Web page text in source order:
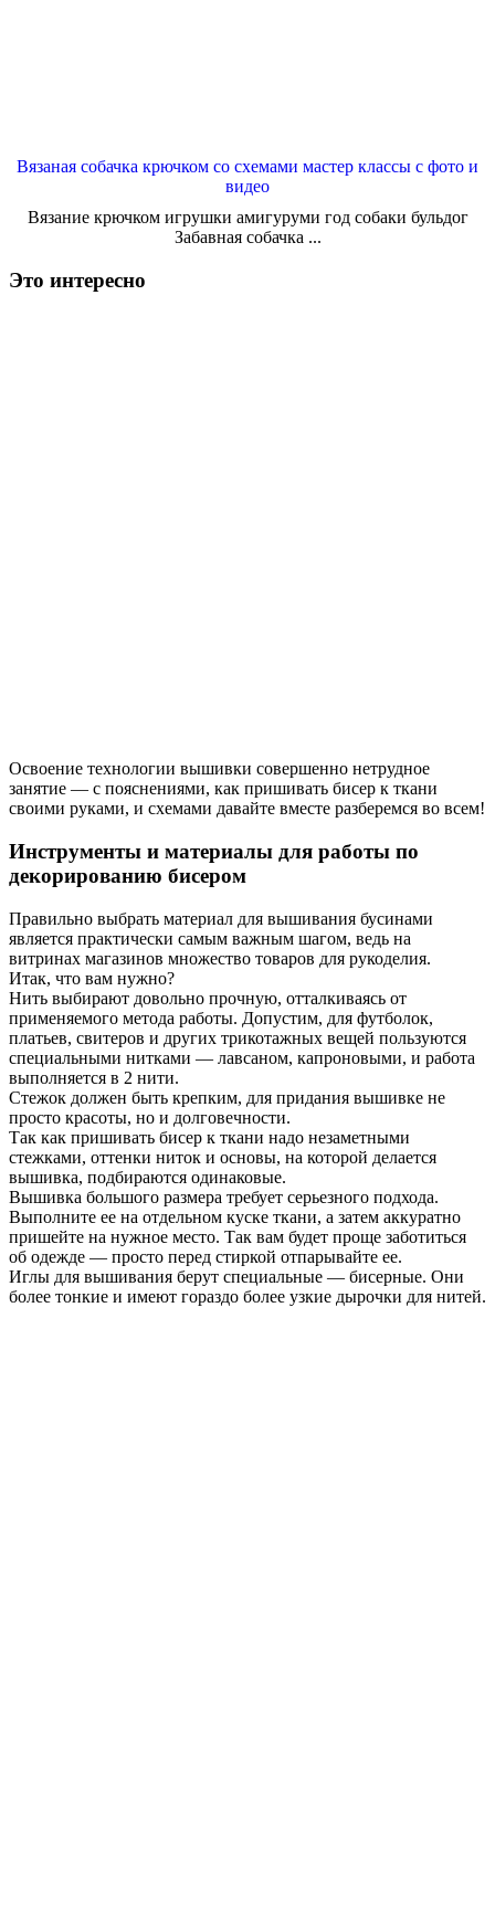
Вязаная собачка крючком со схемами мастер классы с фото и
видео
Вязание крючком игрушки амигуруми год собаки бульдог
Забавная собачка ...
Это интересно
Освоение технологии вышивки совершенно нетрудное
занятие — с пояснениями, как пришивать бисер к ткани
своими руками, и схемами давайте вместе разберемся во всем!
Инструменты и материалы для работы по
декорированию бисером
Правильно выбрать материал для вышивания бусинами
является практически самым важным шагом, ведь на
витринах магазинов множество товаров для рукоделия.
Итак, что вам нужно?
Нить выбирают довольно прочную, отталкиваясь от
применяемого метода работы. Допустим, для футболок,
платьев, свитеров и других трикотажных вещей пользуются
специальными нитками — лавсаном, капроновыми, и работа
выполняется в 2 нити.
Стежок должен быть крепким, для придания вышивке не
просто красоты, но и долговечности.
Так как пришивать бисер к ткани надо незаметными
стежками, оттенки ниток и основы, на которой делается
вышивка, подбираются одинаковые.
Вышивка большого размера требует серьезного подхода.
Выполните ее на отдельном куске ткани, а затем аккуратно
пришейте на нужное место. Так вам будет проще заботиться
об одежде — просто перед стиркой отпарывайте ее.
Иглы для вышивания берут специальные — бисерные. Они
более тонкие и имеют гораздо более узкие дырочки для нитей.